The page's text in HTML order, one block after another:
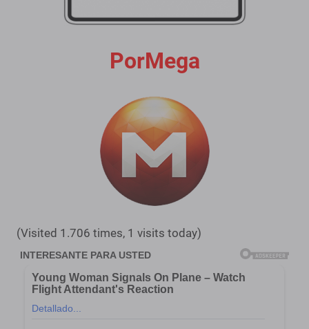
PorMega
(Visited 1.706 times, 1 visits today)